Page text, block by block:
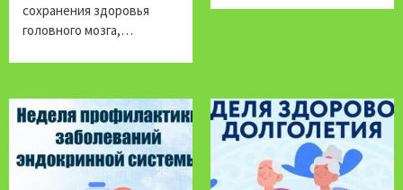
сохранения здоровья
головного мозга,…